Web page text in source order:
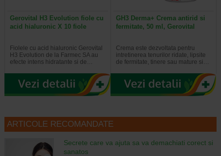
Gerovital H3 Evolution fiole cu
acid hialuronic X 10 fiole
Fiolele cu acid hialuronic Gerovital
H3 Evolution de la Farmec SA au
efecte intens hidratante si de…
GH3 Derma+ Crema antirid si
fermitate, 50 ml, Gerovital
Crema este dezvoltata pentru
intretinerea tenurilor ridate, lipsite
de fermitate, tinere sau mature si…
ARTICOLE RECOMANDATE
Secrete care va ajuta sa va demachiati corect si
sanatos